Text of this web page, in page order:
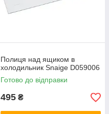
Полиця над ящиком в
холодильник Snaige D059006
Готово до відправки
495 ₴